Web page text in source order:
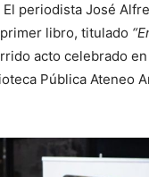
El periodista José
libro, titulado
acto celebrado en
Pública Ateneo